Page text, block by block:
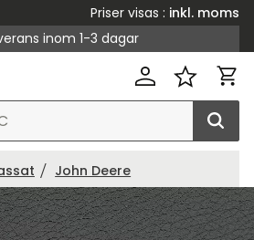
Priser visas
inkl. moms
inom 1-3 dagar
John Deere